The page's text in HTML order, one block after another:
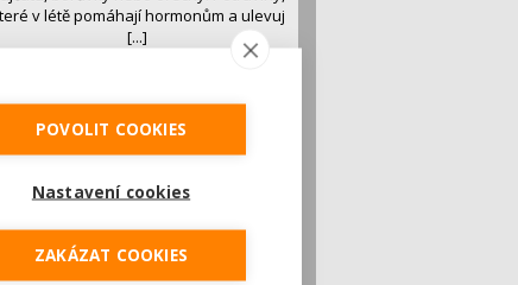
v létě pomáhají hormonům a ulevuj
[...]
luštěniny jsou práv...
POVOLIT COOKIES
Nastavení cookies
ZAKÁZAT COOKIES